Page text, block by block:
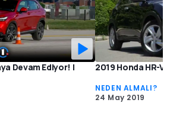
Devam Ediyor! |
2019 Honda HR-V
NEDEN ALMALI?
24 May 2019